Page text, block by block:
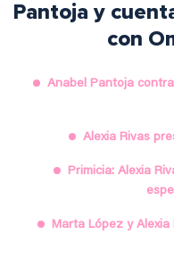
Pantoja y
con
Anabel Pantoja
Alexia Rivas
Primicia: Alexia
Marta López y